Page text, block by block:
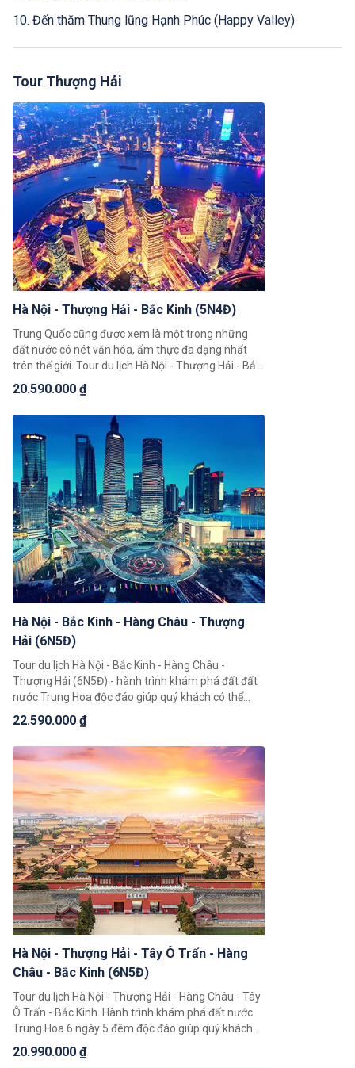
10. Đến thăm Thung lũng Hạnh Phúc (Happy Valley)
Bài viết liên quan
Tour Thượng Hải
Hà Nội - Thượng Hải - Bắc Kinh (5N4Đ)
Trung Quốc cũng được xem là một trong những
đất nước có nét văn hóa, ẩm thực đa dạng nhất
trên thế giới. Tour du lịch Hà Nội - Thượng Hải - Bắc
Kinh (5N4Đ) hứa hẹn sẽ mang đến cho du khách
trải nghiệm độc đáo giúp quý khách có thể chiêm
ngưỡng toàn cảnh đất nước Trung Hoa với những
cảnh đẹp thiên nhiên hùng vĩ cùng nền văn hoá và
với bề dày lịch sử bậc nhất Châu Á.
20.590.000 ₫
Hà Nội - Bắc Kinh - Hàng Châu - Thượng
Hải (6N5Đ)
Tour du lịch Hà Nội - Bắc Kinh - Hàng Châu -
Thượng Hải (6N5Đ) - hành trình khám phá đất đất
nước Trung Hoa độc đáo giúp quý khách có thể
chiêm ngưỡng toàn cảnh đất nước Trung Hoa rộng
lớn, khám phá một loạt 3 thành phố nổi tiếng là
Bắc Kinh, Thượng Hải, Hàng Châu.
22.590.000 ₫
Hà Nội - Thượng Hải - Tây Ô Trấn - Hàng
Châu - Bắc Kinh (6N5Đ)
Tour du lịch Hà Nội - Thượng Hải - Hàng Châu - Tây
Ô Trấn - Bắc Kinh. Hành trình khám phá đất nước
Trung Hoa 6 ngày 5 đêm độc đáo giúp quý khách
có thể chiêm ngưỡng toàn cảnh đất nước Trung
Hoa với những cảnh đẹp thiên nhiên hùng vĩ cùng
20.990.000 ₫